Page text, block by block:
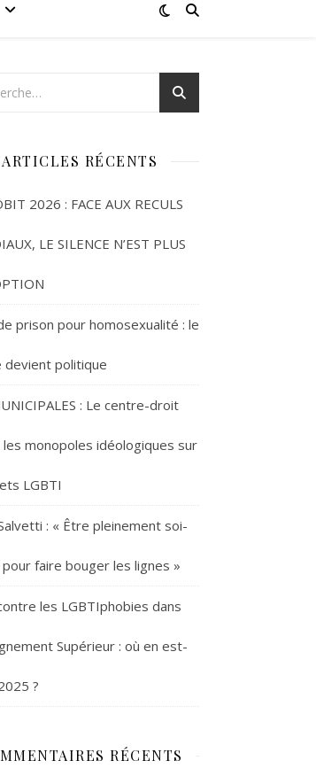
CÔTÉS DE NICOLAS SARKOZY, A L’UNIVERSITÉ
ARTICLES RÉCENTS
2026 : FACE AUX RECULS
LE SILENCE N’EST PLUS
prison pour homosexualité : le
devient politique
: Le centre-droit
monopoles idéologiques sur
LGBTI
: « Être pleinement soi-
faire bouger les lignes »
les LGBTIphobies dans
Supérieur : où en est-
?
RÉCENTS